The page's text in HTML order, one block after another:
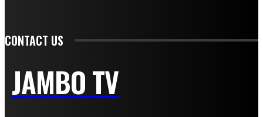
CONTACT US
JAMBO TV